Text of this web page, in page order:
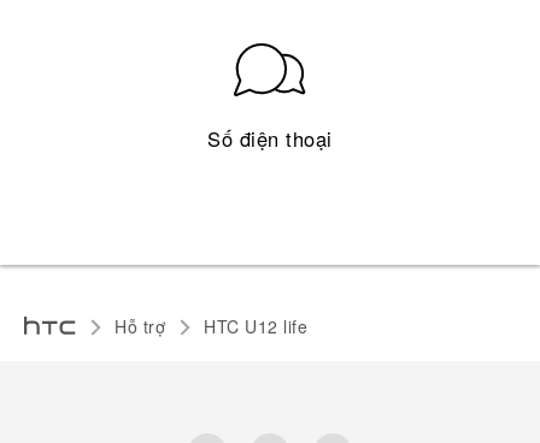
Số điện thoại
Hỗ trợ HTC U12 life‎